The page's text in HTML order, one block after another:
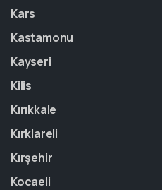
Kars
Kastamonu
Kayseri
Kilis
Kırıkkale
Kırklareli
Kırşehir
Kocaeli